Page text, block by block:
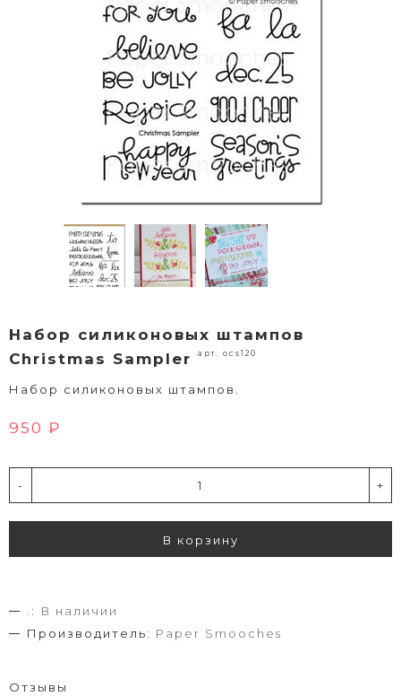
Набор силиконовых штампов
Christmas Sampler
арт. ocs120
Набор силиконовых штампов.
950 ₽
- +
В корзину
.:
В наличии
Производитель: Paper Smooches
Отзывы